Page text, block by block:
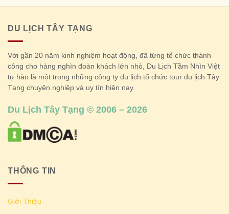
DU LỊCH TÂY TẠNG
Với gần 20 năm kinh nghiệm hoạt động, đã từng tổ chức thành
công cho hàng nghìn đoàn khách lớn nhỏ, Du Lịch Tầm Nhìn Việt
tự hào là một trong những công ty du lịch tổ chức tour du lịch Tây
Tạng chuyên nghiệp và uy tín hiện nay.
Du Lịch Tây Tạng © 2006 – 2026
THÔNG TIN
Giới Thiệu